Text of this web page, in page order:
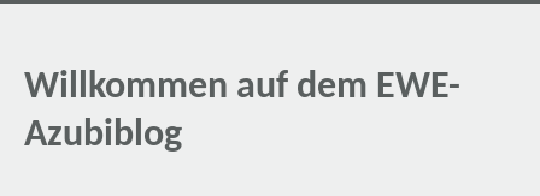
Willkommen auf dem EWE-
Azubiblog